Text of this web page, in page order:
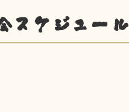
スケジュール